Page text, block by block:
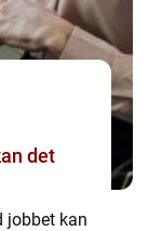
det
jobbet kan